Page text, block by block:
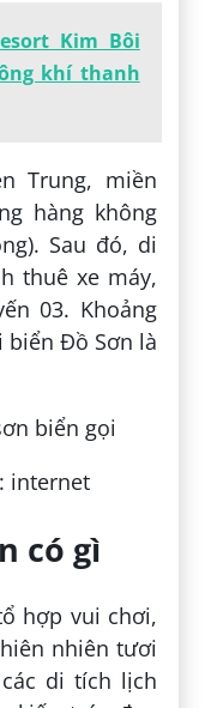
Kim Bôi
khí thanh
Trung, miền
hàng không
Sau đó, di
thuê xe máy,
03. Khoảng
biển Đồ Sơn là
internet
có gì
hợp vui chơi,
nhiên tươi
di tích lịch